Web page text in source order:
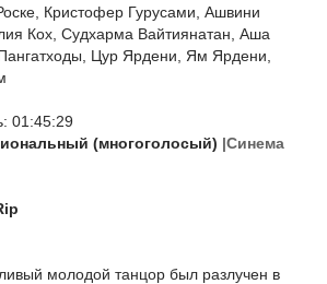
Кристофер Гурусами, Ашвини
Кох, Судхарма Вайтиянатан, Аша
Цур Ярдени, Ям Ярдени,
01:45:29
(многоголосый) |Синема
молодой танцор был разлучен в